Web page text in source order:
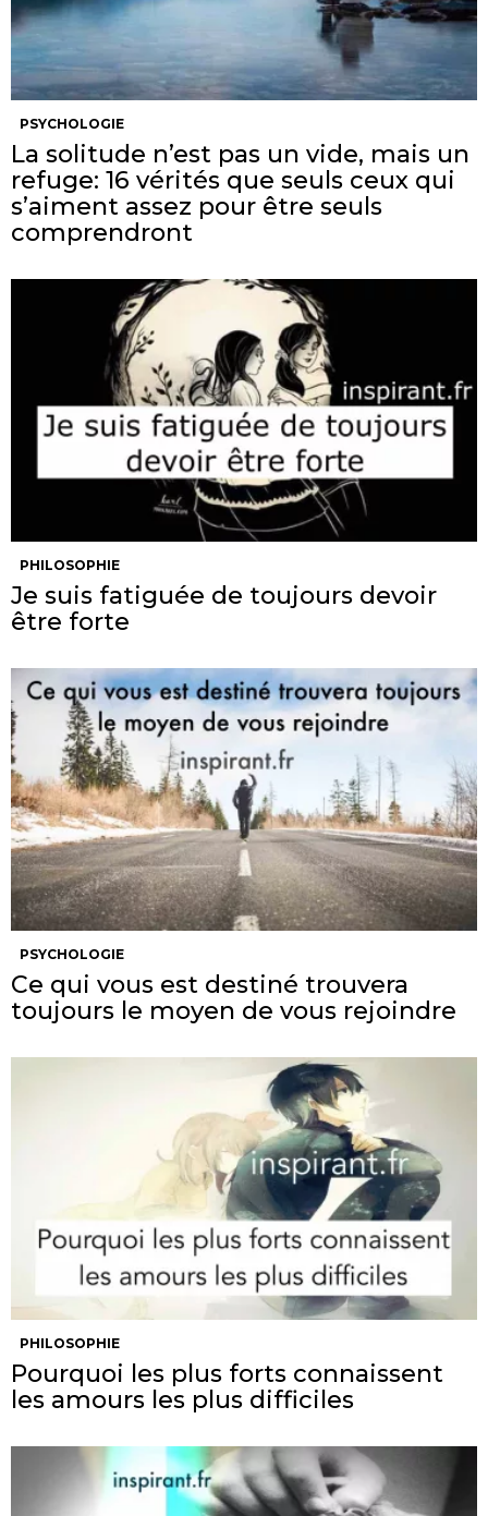
PSYCHOLOGIE
La solitude n’est pas un vide, mais un
refuge: 16 vérités que seuls ceux qui
s’aiment assez pour être seuls
comprendront
PHILOSOPHIE
Je suis fatiguée de toujours devoir
être forte
PSYCHOLOGIE
Ce qui vous est destiné trouvera
toujours le moyen de vous rejoindre
PHILOSOPHIE
Pourquoi les plus forts connaissent
les amours les plus difficiles